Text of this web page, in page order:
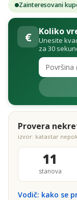
Zainteresovani
€ Koliko
Unesite
za 30
Provera
izvor: katastar
11
stanova
Vodič: kako se